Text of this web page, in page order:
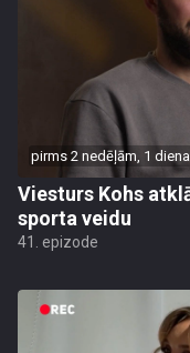
pirms 2 nedēļām, 1
Viesturs Kohs
sporta veidu
41. epizode